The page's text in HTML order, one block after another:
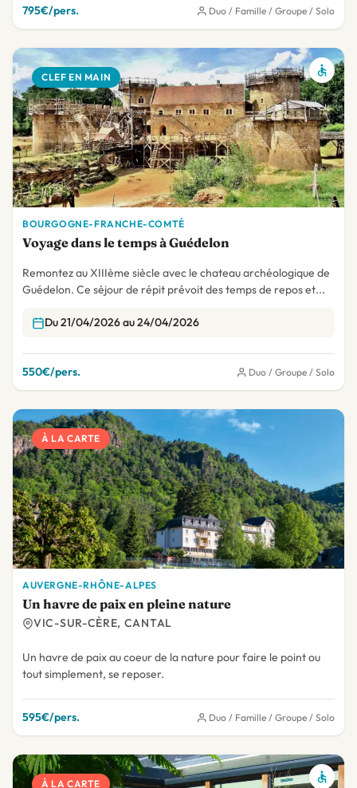
795€/pers. Duo / Famille / Groupe / Solo
CLEF EN MAIN
BOURGOGNE-FRANCHE-COMTÉ
Voyage dans le temps à Guédelon
Remontez au XIIIème siècle avec le chateau archéologique de
Guédelon. Ce séjour de répit prévoit des temps de repos et...
Du 21/04/2026 au 24/04/2026
550€/pers. Duo / Groupe / Solo
À LA CARTE
AUVERGNE-RHÔNE-ALPES
Un havre de paix en pleine nature
VIC-SUR-CÈRE, CANTAL
Un havre de paix au coeur de la nature pour faire le point ou
tout simplement, se reposer.
595€/pers. Duo / Famille / Groupe / Solo
À LA CARTE